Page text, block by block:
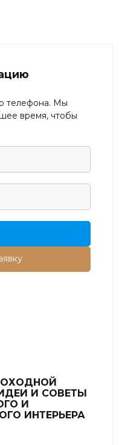
телефона. Мы
время, чтобы
И СОВЕТЫ
И
ИНТЕРЬЕРА